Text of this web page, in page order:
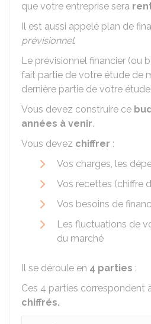
que votre entreprise sera
Il est aussi appelé plan de
prévisionnel.
Le prévisionnel financier (ou
fait partie de votre étude de
dernière partie de votre
Vous devez construire ce
années à venir.
Vous devez chiffrer :
Vos charges, les
Vos recettes (chiffre
Vos besoins de
Les fluctuations de
du marché
Il se déroule en 4 parties :
Ces 4 parties correspondent
chiffrés.